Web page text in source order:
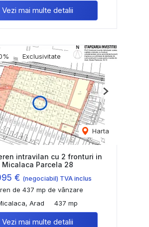
Vezi mai multe detalii
Exclusivitate
Harta
Next
intravilan cu 2 fronturi in
Micalaca Parcela 28
€ (negociabil) TVA inclus
de 437 mp de vânzare
Arad
437 mp
Vezi mai multe detalii